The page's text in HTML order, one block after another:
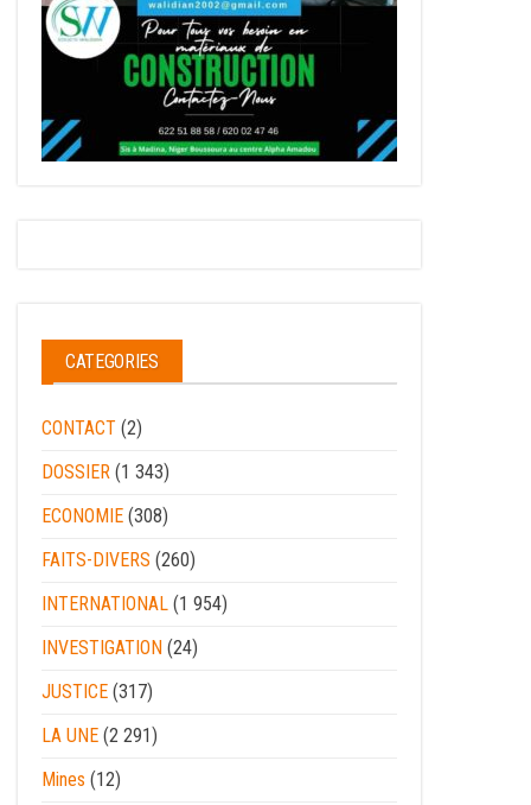
CATEGORIES
CONTACT (2)
DOSSIER (1 343)
ECONOMIE (308)
FAITS-DIVERS (260)
INTERNATIONAL (1 954)
INVESTIGATION (24)
JUSTICE (317)
LA UNE (2 291)
Mines (12)